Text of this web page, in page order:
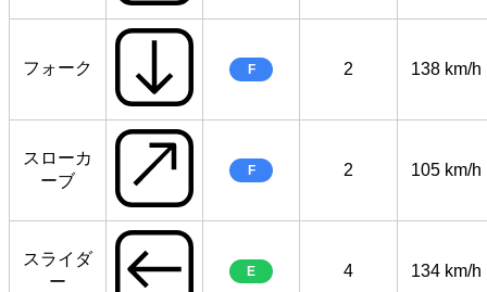
フォーク F 2 138 km/h
スローカ
ーブ
F 2 105 km/h
スライダ
ー
E 4 134 km/h